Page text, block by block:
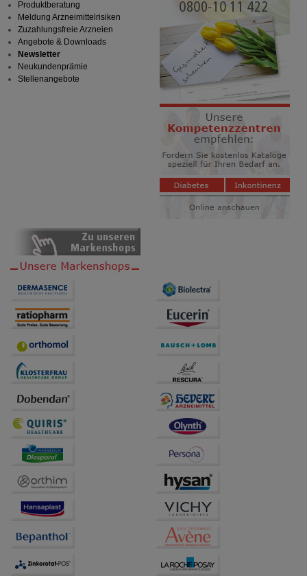
Produktberatung
Meldung Arzneimittelrisiken
Zuzahlungsfreie Arzneien
Angebote & Downloads
Newsletter
Neukundenprämie
Stellenangebote